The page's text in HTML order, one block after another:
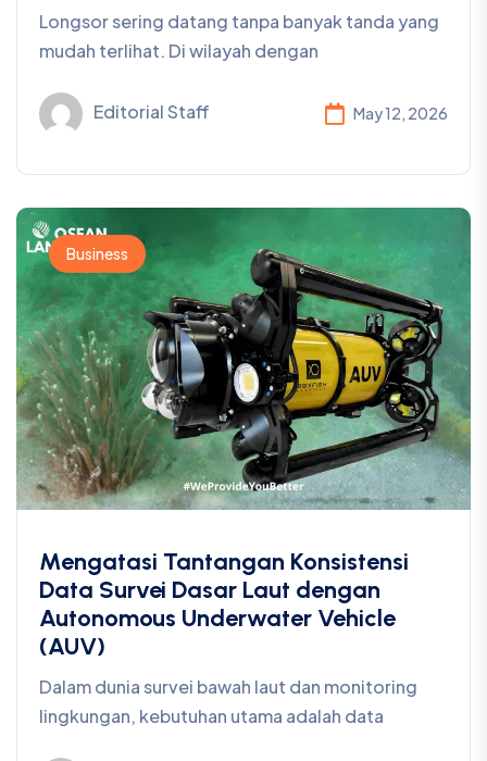
Longsor sering datang tanpa banyak tanda yang
mudah terlihat. Di wilayah dengan
Editorial Staff May 12, 2026
Business
Mengatasi Tantangan Konsistensi
Data Survei Dasar Laut dengan
Autonomous Underwater Vehicle
(AUV)
Dalam dunia survei bawah laut dan monitoring
lingkungan, kebutuhan utama adalah data